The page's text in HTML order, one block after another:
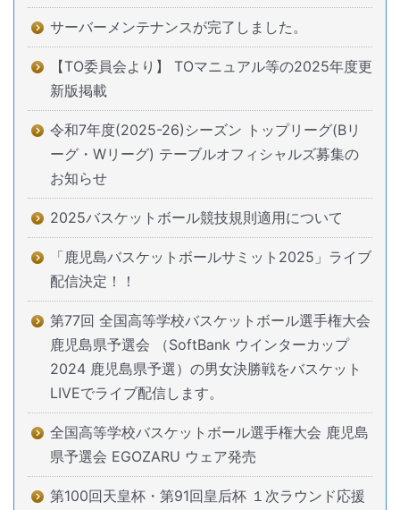
サーバーメンテナンスが完了しました。
【TO委員会より】 TOマニュアル等の2025年度更
新版掲載
令和7年度(2025-26)シーズン トップリーグ(Bリ
ーグ・Wリーグ) テーブルオフィシャルズ募集の
お知らせ
2025バスケットボール競技規則適用について
「鹿児島バスケットボールサミット2025」ライブ
配信決定！！
第77回 全国高等学校バスケットボール選手権大会
鹿児島県予選会 （SoftBank ウインターカップ
2024 鹿児島県予選）の男女決勝戦をバスケット
LIVEでライブ配信します。
全国高等学校バスケットボール選手権大会 鹿児島
県予選会 EGOZARU ウェア発売
第100回天皇杯・第91回皇后杯 １次ラウンド応援